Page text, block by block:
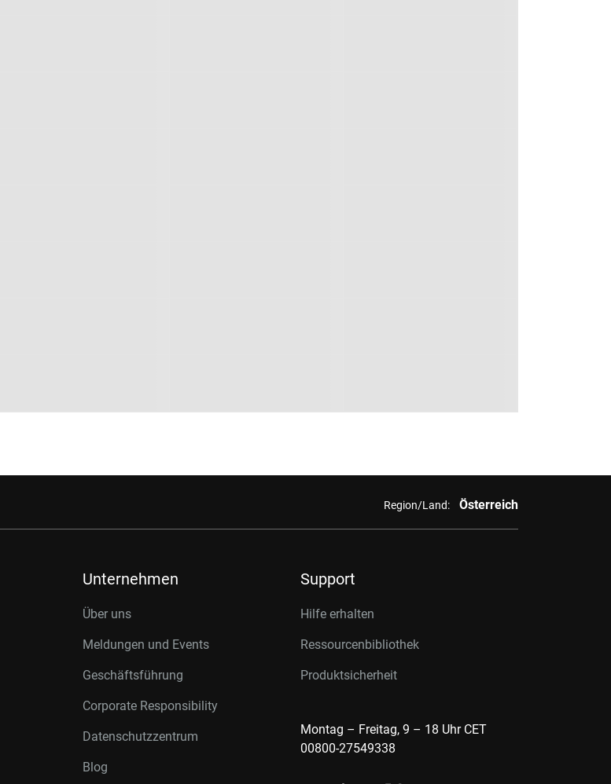
Region/Land: Österreich
Unternehmen
Über uns
Meldungen und Events
Geschäftsführung
Corporate Responsibility
Datenschutzzentrum
Blog
Support
Hilfe erhalten
Ressourcenbibliothek
Produktsicherheit
Montag – Freitag, 9 – 18 Uhr CET
00800-27549338